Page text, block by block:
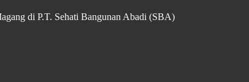
di P.T. Sehati Bangunan Abadi (SBA)